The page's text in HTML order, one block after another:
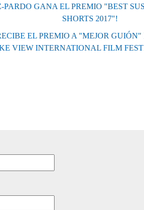
GANA EL PREMIO "BEST
SHORTS 2017"!
EL PREMIO A "MEJOR
VIEW INTERNATIONAL FILM